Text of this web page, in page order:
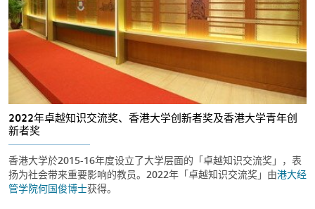
2022年卓越知识交流奖、香港大学创新者奖及香港大学青年创
新者奖
香港大学於2015-16年度设立了大学层面的「卓越知识交流奖」，表
扬为社会带来重要影响的教员。2022年「卓越知识交流奖」由港大经
管学院何国俊博士获得。